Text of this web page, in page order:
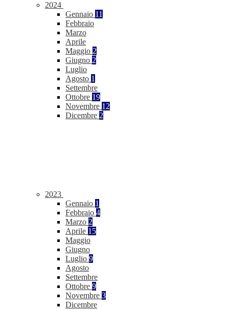
2024
Gennaio 11
Febbraio
Marzo
Aprile
Maggio 2
Giugno 2
Luglio
Agosto 1
Settembre
Ottobre 19
Novembre 12
Dicembre 2
2023
Gennaio 1
Febbraio 4
Marzo 2
Aprile 15
Maggio
Giugno
Luglio 9
Agosto
Settembre
Ottobre 9
Novembre 3
Dicembre